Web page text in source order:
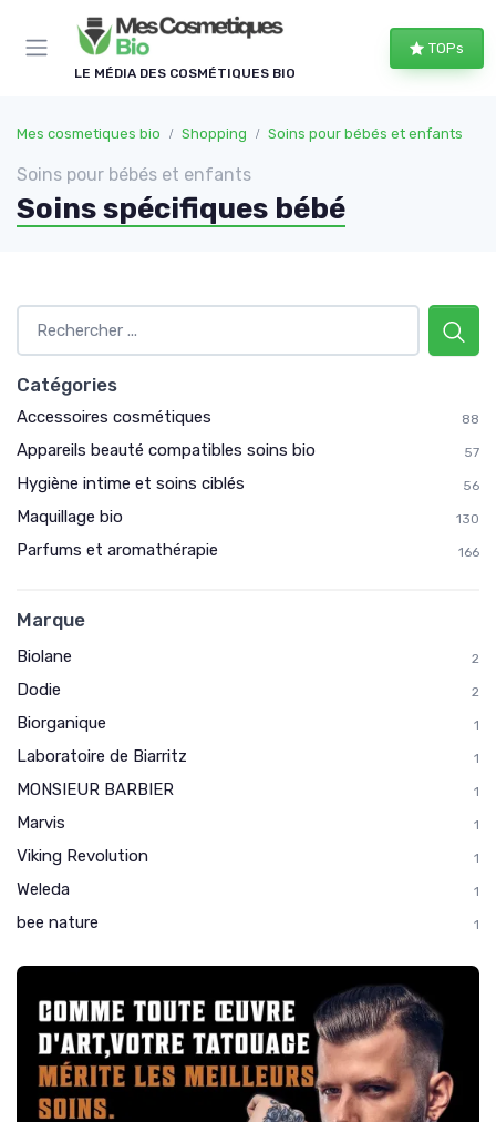
LE MÉDIA DES COSMÉTIQUES BIO
TOPs
Mes cosmetiques bio Shopping Soins pour bébés et enfants
Soins pour bébés et enfants
Soins spécifiques bébé
Catégories
Accessoires cosmétiques 88
Appareils beauté compatibles soins bio 57
Hygiène intime et soins ciblés 56
Maquillage bio 130
Parfums et aromathérapie 166
Marque
Biolane 2
Dodie 2
Biorganique 1
Laboratoire de Biarritz 1
MONSIEUR BARBIER 1
Marvis 1
Viking Revolution 1
Weleda 1
bee nature 1
Panneau de gestion des cookies